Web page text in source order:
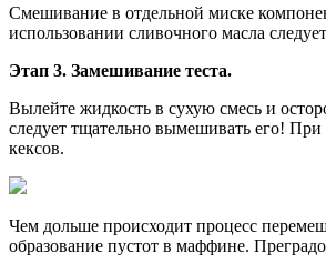
Смешивание в отдельной миске
использовании сливочного масла
Этап 3. Замешивание теста.
Вылейте жидкость в сухую смесь и
следует тщательно вымешивать его!
кексов.
Чем дольше происходит процесс
образование пустот в маффине.